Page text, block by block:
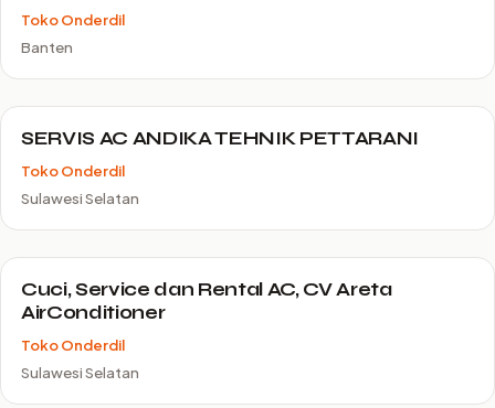
Toko Onderdil
Banten
SERVIS AC ANDIKA TEHNIK PETTARANI
Toko Onderdil
Sulawesi Selatan
Cuci, Service dan Rental AC, CV Areta
AirConditioner
Toko Onderdil
Sulawesi Selatan